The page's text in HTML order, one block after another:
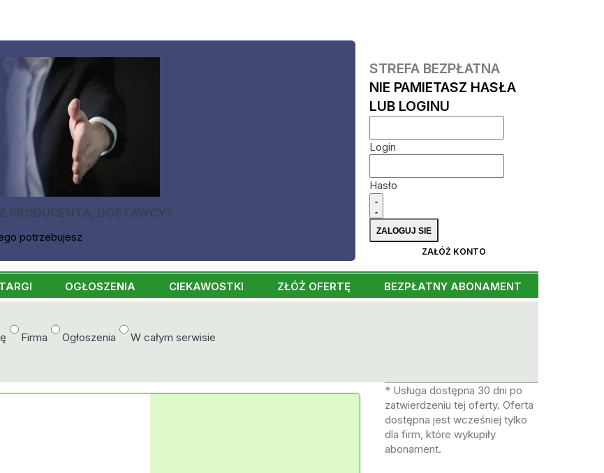
PRODUCENTA, DOSTAWCY?
potrzebujesz
STREFA BEZPŁATNA
NIE PAMIETASZ HASŁA
LUB LOGINU
Login
Hasło
ZAŁÓŻ KONTO
OGŁOSZENIA CIEKAWOSTKI ZŁÓŻ OFERTĘ BEZPŁATNY ABONAMENT
Firma Ogłoszenia W całym serwisie
* Usługa dostępna 30 dni po
zatwierdzeniu tej oferty. Oferta
dostępna jest wcześniej tylko
dla firm, które wykupiły
abonament.